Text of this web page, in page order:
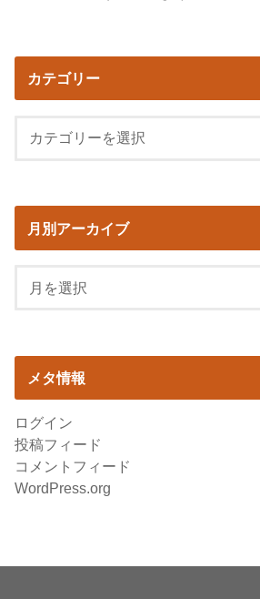
カテゴリー
月別アーカイブ
メタ情報
ログイン
投稿フィード
コメントフィード
WordPress.org